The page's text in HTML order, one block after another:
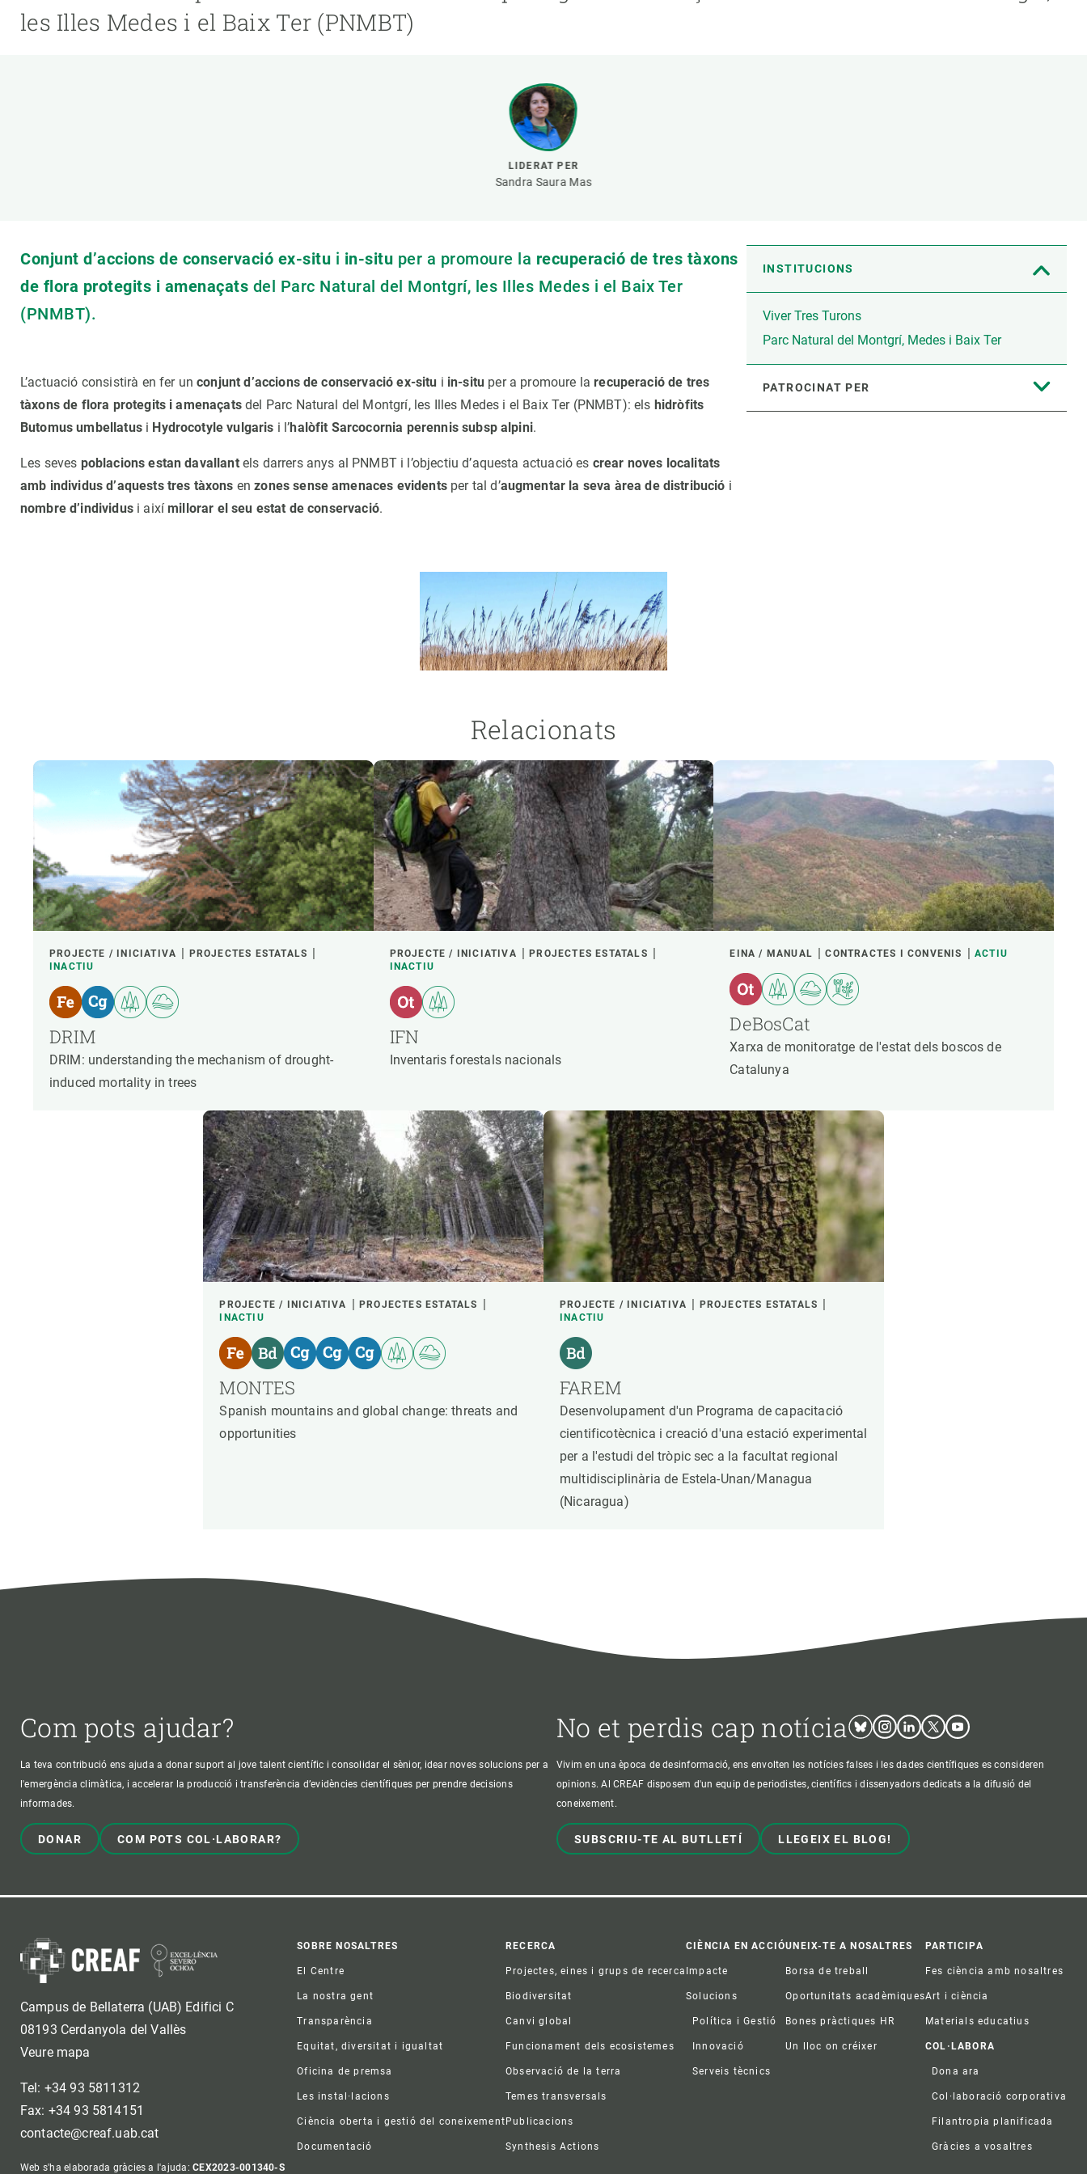
les Illes Medes i el Baix Ter (PNMBT)
LIDERAT PER
Sandra Saura Mas
INSTITUCIONS
Viver Tres Turons
Parc Natural del Montgrí, Medes i Baix Ter
PATROCINAT PER
Conjunt d’accions de conservació ex-situ i in-situ per a promoure la recuperació de tres tàxons
de flora protegits i amenaçats del Parc Natural del Montgrí, les Illes Medes i el Baix Ter
(PNMBT).
L’actuació consistirà en fer unconjunt d’accions de conservació ex-situ i in-situ per a promoure la recuperació de tres
tàxons de flora protegits i amenaçatsdel Parc Natural del Montgrí, les Illes Medes i el Baix Ter (PNMBT): els hidròfits
Butomus umbellatusi Hydrocotyle vulgaris i l’halòfit Sarcocornia perennis subsp alpini.
Les seves poblacions estan davallantels darrers anys al PNMBT i l’objectiu d’aquesta actuació es crear noves localitats
amb individus d’aquests tres tàxons en zones sense amenaces evidentsper tal d’augmentar la seva àrea de distribució i
nombre d’individus i aixímillorar el seu estat de conservació.
Relacionats
PROJECTE / INICIATIVA
PROJECTES ESTATALS
INACTIU
DRIM
DRIM: understanding the mechanism of drought-
induced mortality in trees
PROJECTE / INICIATIVA
PROJECTES ESTATALS
INACTIU
IFN
Inventaris forestals nacionals
EINA / MANUAL CONTRACTES I CONVENIS ACTIU
DeBosCat
Xarxa de monitoratge de l'estat dels boscos de
Catalunya
PROJECTE / INICIATIVA
PROJECTES ESTATALS
INACTIU
MONTES
Spanish mountains and global change: threats and
opportunities
PROJECTE / INICIATIVA
PROJECTES ESTATALS
INACTIU
FAREM
Desenvolupament d'un Programa de capacitació
cientificotècnica i creació d'una estació experimental
per a l'estudi del tròpic sec a la facultat regional
multidisciplinària de Estela-Unan/Managua
(Nicaragua)
Com pots ajudar?
La teva contribució ens ajuda a donar suport al jove talent científic i consolidar el sènior, idear noves solucions per a
l'emergència climàtica, i accelerar la producció i transferència d’evidències científiques per prendre decisions
informades.
DONAR COM POTS COL·LABORAR?
No et perdis cap notícia BlueskyInstagram
LinkedinTwitterYoutube
Vivim en una època de desinformació, ens envolten les notícies falses i les dades científiques es consideren
opinions. Al CREAF disposem d'un equip de periodistes, científics i dissenyadors dedicats a la difusió del
coneixement.
SUBSCRIU-TE AL BUTLLETÍ LLEGEIX EL BLOG!
Campus de Bellaterra (UAB) Edifici C
08193 Cerdanyola del Vallès
Veure mapa
Tel: +34 93 5811312
Fax: +34 93 5814151
contacte@creaf.uab.cat
Web s'ha elaborada gràcies a l'ajuda:CEX2023-001340-S
Footer
SOBRE NOSALTRES
El Centre
La nostra gent
Transparència
Equitat, diversitat i igualtat
Oficina de premsa
Les instal·lacions
Ciència oberta i gestió del coneixement
Documentació
RECERCA
Projectes, eines i grups de recerca
Biodiversitat
Canvi global
Funcionament dels ecosistemes
Observació de la terra
Temes transversals
Publicacions
Synthesis Actions
CIÈNCIA EN ACCIÓ
Impacte
Solucions
Política i Gestió
Innovació
Serveis tècnics
UNEIX-TE A NOSALTRES
Borsa de treball
Oportunitats acadèmiques
Bones pràctiques HR
Un lloc on créixer
PARTICIPA
Fes ciència amb nosaltres
Art i ciència
Materials educatius
COL·LABORA
Dona ara
Col·laboració corporativa
Filantropia planificada
Gràcies a vosaltres
Infraestructures Temes transversals
Serveis tècnics Programa de màsters i doctorat
Desenvolupament de carrera
Seminaris i activitats internes
T’oferim formació